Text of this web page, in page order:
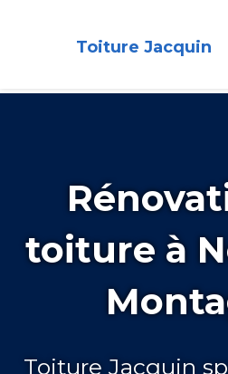
Toiture Jacquin
toiture à
Toiture Jacquin